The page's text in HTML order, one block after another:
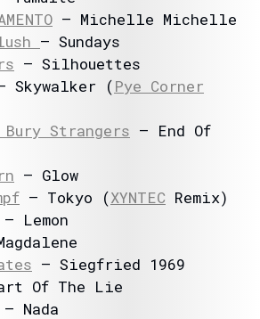
– Michelle Michelle
– Sundays
– Silhouettes
Skywalker (Pye Corner
Strangers – End Of
– Glow
– Tokyo (XYNTEC Remix)
– Lemon
– Siegfried 1969
Of The Lie
– Nada